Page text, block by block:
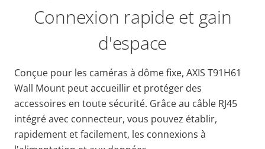
Connexion rapide et gain
d'espace
Conçue pour les caméras à dôme fixe, AXIS T91H61
Wall Mount peut accueillir et protéger des
accessoires en toute sécurité. Grâce au câble RJ45
intégré avec connecteur, vous pouvez établir,
rapidement et facilement, les connexions à